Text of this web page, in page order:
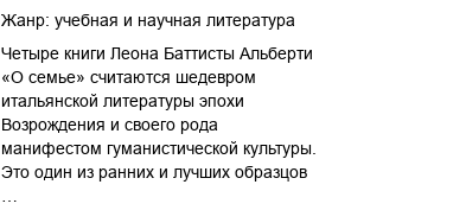
Жанр: учебная и научная литература
Четыре книги Леона Баттисты Альберти
«О семье» считаются шедевром
итальянской литературы эпохи
Возрождения и своего рода
манифестом гуманистической культуры.
Это один из ранних и лучших образцов